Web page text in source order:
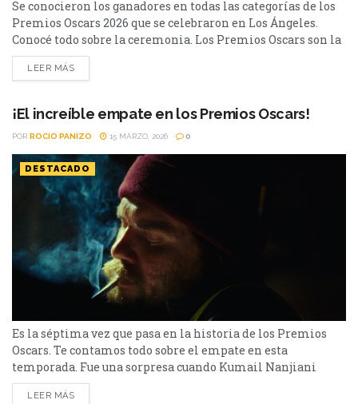
Se conocieron los ganadores en todas las categorías de los
Premios Oscars 2026 que se celebraron en Los Ángeles.
Conocé todo sobre la ceremonia. Los Premios Oscars son la
ceremonia de premiaciones más importantes de la
industria cinematográfica, por lo que crea gran expectativa
en Los Ángeles...
LEER MÁS
¡El increíble empate en los Premios Oscars!
POR ROCIO PANIZO 15 MARZO, 2026 0
DESTACADO
Es la séptima vez que pasa en la historia de los Premios
Oscars. Te contamos todo sobre el empate en esta
temporada. Fue una sorpresa cuando Kumail Nanjiani
pronunció un empate en la gala 98 de los Premios Oscars.
Se trata de la categoría de Mejor Cortometraje. Esto no
LEER MÁS